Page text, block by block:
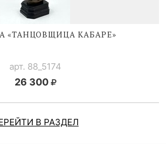
«ТАНЦОВЩИЦА КАБАРЕ»
арт. 88_5174
26 300
В РАЗДЕЛ